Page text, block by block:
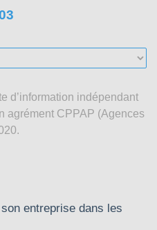
d’information indépendant
agrément CPPAP (Agences
entreprise dans les